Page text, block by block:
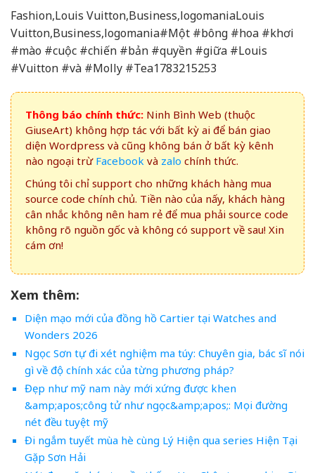
Fashion,Louis Vuitton,Business,logomaniaLouis
Vuitton,Business,logomania#Một #bông #hoa #khơi
#mào #cuộc #chiến #bản #quyền #giữa #Louis
#Vuitton #và #Molly #Tea1783215253
Thông báo chính thức: Ninh Bình Web (thuộc
GiuseArt) không hợp tác với bất kỳ ai để bán giao
diện Wordpress và cũng không bán ở bất kỳ kênh
nào ngoại trừ Facebook và zalo chính thức.
Chúng tôi chỉ support cho những khách hàng mua
source code chính chủ. Tiền nào của nấy, khách hàng
cân nhắc không nên ham rẻ để mua phải source code
không rõ nguồn gốc và không có support về sau! Xin
cám ơn!
Xem thêm:
Diện mạo mới của đồng hồ Cartier tại Watches and
Wonders 2026
Ngọc Sơn tự đi xét nghiệm ma túy: Chuyên gia, bác sĩ nói
gì về độ chính xác của từng phương pháp?
Đẹp như mỹ nam này mới xứng được khen
&amp;apos;công tử như ngọc&amp;apos;: Mọi đường
nét đều tuyệt mỹ
Đi ngắm tuyết mùa hè cùng Lý Hiện qua series Hiện Tại
Gặp Sơn Hải